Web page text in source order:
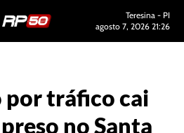
Teresina - PI
agosto 7, 2026 21:26
por tráfico cai
no Santa